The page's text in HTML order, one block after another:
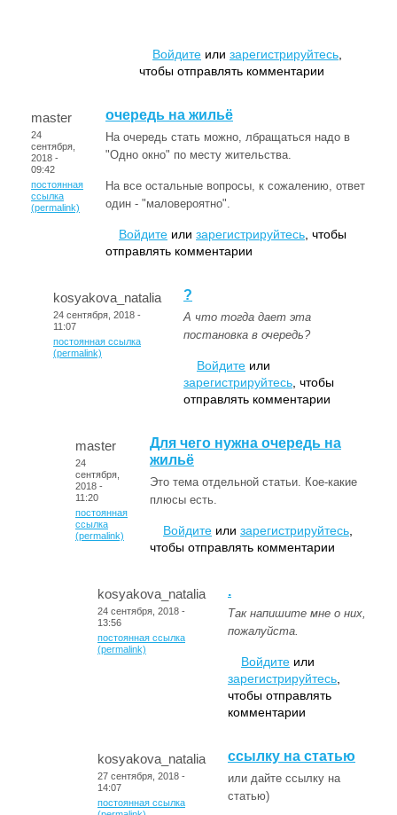
Войдите или зарегистрируйтесь
чтобы отправлять комментарии
master
24
сентября,
2018 -
09:42
постоянная
ссылка
(permalink)
очередь на жильё
На очередь стать можно, лбращаться надо в
"Одно окно" по месту жительства.
На все остальные вопросы, к сожалению, ответ
один - "маловероятно".
Войдите или зарегистрируйтесь , чтобы
отправлять комментарии
kosyakova_natalia
24 сентября, 2018 -
11:07
постоянная ссылка
(permalink)
?
А что тогда дает эта
постановка в очередь?
Войдите или
зарегистрируйтесь , чтобы
отправлять комментарии
master
24
сентября,
2018 -
11:20
постоянная
ссылка
(permalink)
Для чего нужна очередь на
жильё
Это тема отдельной статьи. Кое-какие
плюсы есть.
Войдите или зарегистрируйтесь
чтобы отправлять комментарии
kosyakova_natalia
24 сентября, 2018 -
13:56
постоянная ссылка
(permalink)
.
Так напишите мне о них,
пожалуйста.
Войдите или
зарегистрируйтесь
чтобы отправлять
комментарии
kosyakova_natalia
27 сентября, 2018 -
14:07
постоянная ссылка
ссылку на статью
или дайте ссылку на
статью)